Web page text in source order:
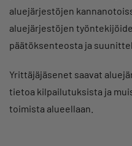
aluejärjestöjen
aluejärjestöjen
päätöksenteosta ja
Yrittäjäjäsenet saavat
tietoa kilpailutuksista ja
toimista alueellaan.